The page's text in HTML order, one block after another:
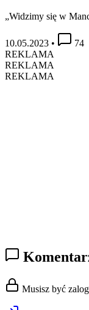
„Widzimy się w
10.05.2023 •
74
REKLAMA
REKLAMA
REKLAMA
Musisz być